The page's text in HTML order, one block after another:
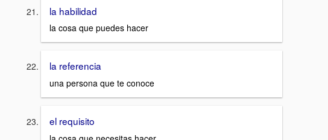
la habilidad
la cosa que puedes hacer
la referencia
una persona que te conoce
el requisito